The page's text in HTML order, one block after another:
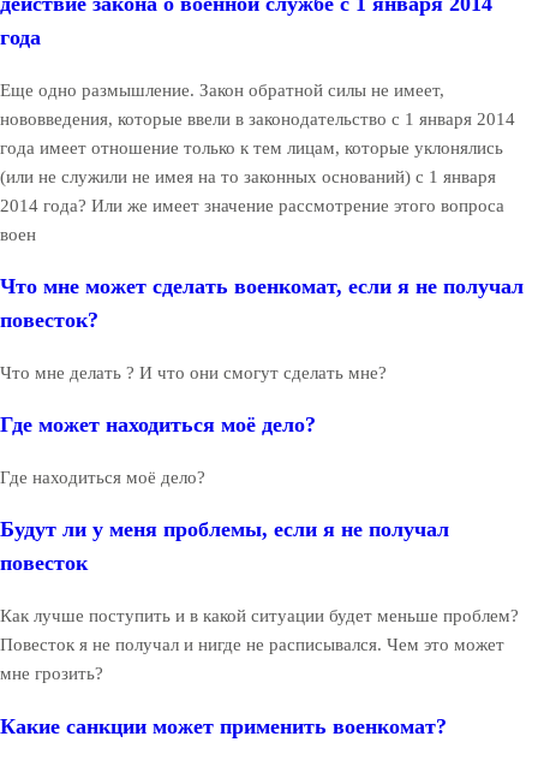
года
Еще одно размышление. Закон обратной силы не имеет,
нововведения, которые ввели в законодательство с 1 января 2014
года имеет отношение только к тем лицам, которые уклонялись
(или не служили не имея на то законных оснований) с 1 января
2014 года? Или же имеет значение рассмотрение этого вопроса
воен
Что мне может сделать военкомат, если я не получал
повесток?
Что мне делать ? И что они смогут сделать мне?
Где может находиться моё дело?
Где находиться моё дело?
Будут ли у меня проблемы, если я не получал
повесток
Как лучше поступить и в какой ситуации будет меньше проблем?
Повесток я не получал и нигде не расписывался. Чем это может
мне грозить?
Какие санкции может применить военкомат?